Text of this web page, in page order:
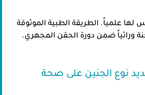
لها علمياً. الطريقة الطبية الموثوقة
وراثياً ضمن دورة الحقن المجهري.
نوع الجنين على صحة